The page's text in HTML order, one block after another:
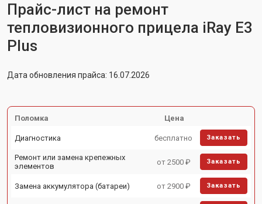
Прайс-лист на ремонт
тепловизионного прицела iRay E3
Plus
Дата обновления прайса: 16.07.2026
Поломка Цена
Диагностика бесплатно Заказать
Ремонт или замена крепежных
элементов
от 2500 ₽ Заказать
Замена аккумулятора (батареи) от 2900 ₽ Заказать